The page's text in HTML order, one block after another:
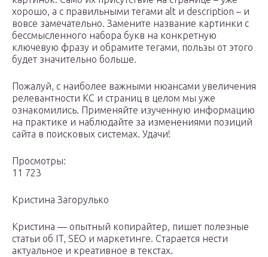
хорошо, а с правильными тегами alt и description – и
вовсе замечательно. Замените название картинки с
бессмысленного набора букв на конкретную
ключевую фразу и обрамите тегами, пользы от этого
будет значительно больше.
Пожалуй, с наиболее важными нюансами увеличения
релевантности КС и страниц в целом мы уже
ознакомились. Применяйте изученную информацию
на практике и наблюдайте за изменениями позиций
сайта в поисковых системах. Удачи!
Просмотры:
11 723
Кристина Загорулько
Кристина — опытный копирайтер, пишет полезные
статьи об IT, SEO и маркетинге. Cтарается нести
актуальное и креативное в текстах.